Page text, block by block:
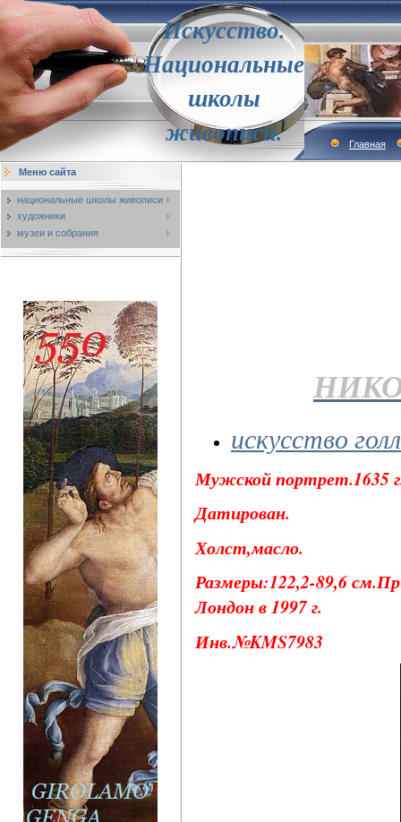
Искусство.
Национальные
школы
живописи.
Главная
Меню сайта
национальные школы живописи
художники
музеи и собрания
искусство
Мужской портрет.1635
Датирован.
Холст,масло.
Размеры:122,2-89,6
Лондон в 1997 г.
Инв.№KMS7983